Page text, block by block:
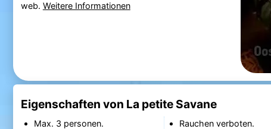
web. Weitere Informationen
Eigenschaften von La petite Savane
Max. 3 personen.
Rauchen verboten.